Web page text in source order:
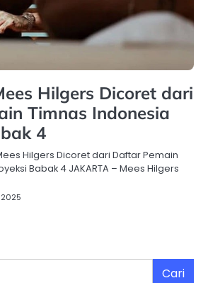
Hilgers Dicoret dari
Timnas Indonesia
4
Hilgers Dicoret dari Daftar Pemain
Babak 4 JAKARTA – Mees Hilgers
Cari